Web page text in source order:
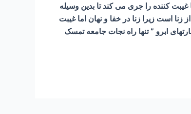
کننده را جری می کند تا بدین وسیله
است زیرا زنا در خفا و نهان اما غیبت
ابرو ” تنها راه نجات جامعه تمسک